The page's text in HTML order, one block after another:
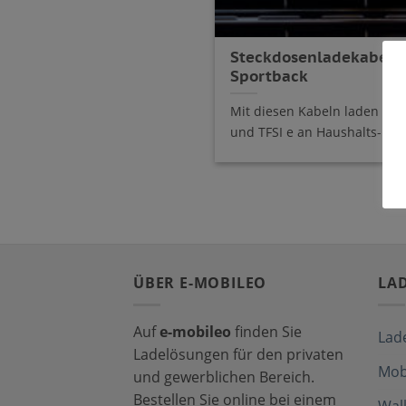
Steckdosenladekabel
Sportback
Mit diesen Kabeln laden
und TFSI e an Haushalts-
ÜBER E-MOBILEO
Aufe-mobileo finden Sie
Ladelösungen für den privaten
und gewerblichen Bereich.
Bestellen Sie online bei einem